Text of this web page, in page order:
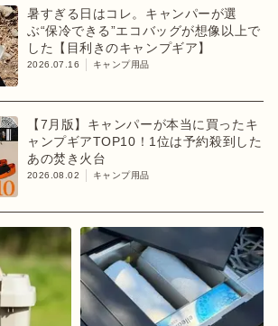
暑すぎる日はコレ。キャンパーが選
ぶ“保冷できる”エコバッグが想像以上で
した【目利きのキャンプギア】
2026.07.16 キャンプ用品
【7月版】キャンパーが本当に買ったキ
ャンプギアTOP10！1位は予約殺到した
あの焚き火台
2026.08.02 キャンプ用品